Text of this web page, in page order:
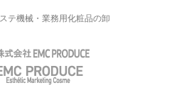
テ機械・業務用化粧品の卸